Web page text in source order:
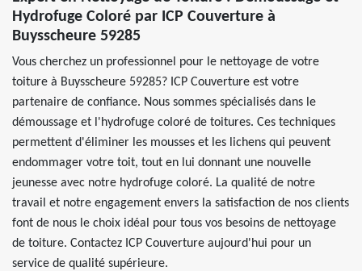
Hydrofuge Coloré par ICP Couverture à
Buysscheure 59285
Vous cherchez un professionnel pour le nettoyage de votre
toiture à Buysscheure 59285? ICP Couverture est votre
partenaire de confiance. Nous sommes spécialisés dans le
démoussage et l'hydrofuge coloré de toitures. Ces techniques
permettent d'éliminer les mousses et les lichens qui peuvent
endommager votre toit, tout en lui donnant une nouvelle
jeunesse avec notre hydrofuge coloré. La qualité de notre
travail et notre engagement envers la satisfaction de nos clients
font de nous le choix idéal pour tous vos besoins de nettoyage
de toiture. Contactez ICP Couverture aujourd'hui pour un
service de qualité supérieure.